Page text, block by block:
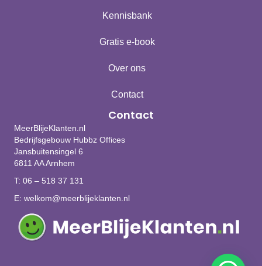
Kennisbank
Gratis e-book
Over ons
Contact
Contact
MeerBlijeKlanten.nl
Bedrijfsgebouw Hubbz Offices
Jansbuitensingel 6
6811 AA Arnhem
T: 06 – 518 37 131
E: welkom@meerblijeklanten.nl